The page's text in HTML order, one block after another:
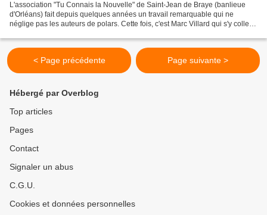
L'association "Tu Connais la Nouvelle" de Saint-Jean de Braye (banlieue
d'Orléans) fait depuis quelques années un travail remarquable qui ne
néglige pas les auteurs de polars. Cette fois, c'est Marc Villard qui s'y colle...
< Page précédente Page suivante >
Hébergé par Overblog
Top articles
Pages
Contact
Signaler un abus
C.G.U.
Cookies et données personnelles